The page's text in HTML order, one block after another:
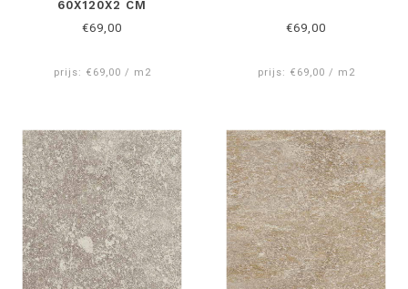
60X120X2 CM
€69,00
prijs: €69,00 / m2
€69,00
prijs: €69,00 / m2